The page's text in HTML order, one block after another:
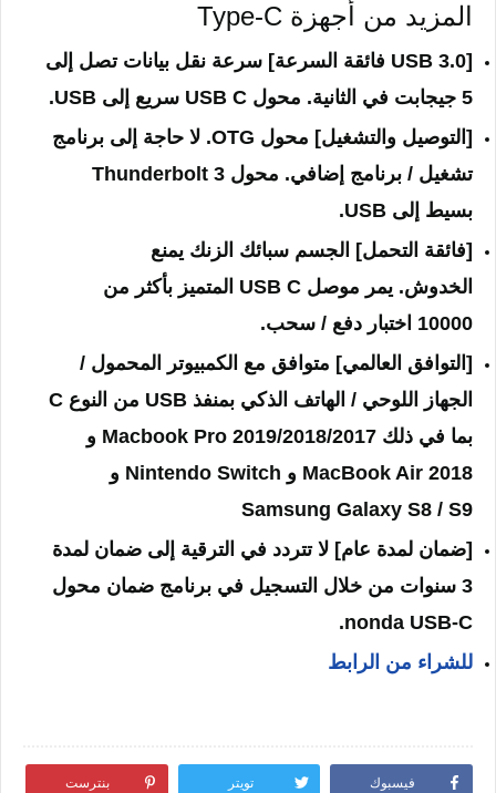
المزيد من أجهزة Type-C
[USB 3.0 فائقة السرعة] سرعة نقل بيانات تصل إلى
5 جيجابت في الثانية.
محول USB C سريع إلى USB.
[التوصيل والتشغيل] محول OTG.
لا حاجة إلى برنامج
تشغيل / برنامج إضافي.
محول Thunderbolt 3
بسيط إلى USB.
[فائقة التحمل] الجسم سبائك الزنك يمنع
الخدوش.
يمر موصل USB C المتميز بأكثر من
10000 اختبار دفع / سحب.
[التوافق العالمي] متوافق مع الكمبيوتر المحمول /
الجهاز اللوحي / الهاتف الذكي بمنفذ USB من النوع C
بما في ذلك Macbook Pro 2019/2018/2017 و
MacBook Air 2018 و Nintendo Switch و
Samsung Galaxy S8 / S9
[ضمان لمدة عام] لا تتردد في الترقية إلى ضمان لمدة
3 سنوات من خلال التسجيل في برنامج ضمان محول
nonda USB-C.
للشراء من الرابط
فيسبوك تويتر بنترست